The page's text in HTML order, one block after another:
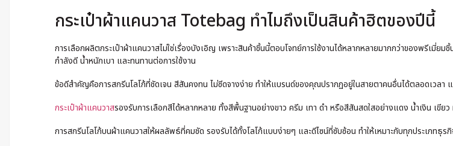
กระเป๋าผ้าแคนวาส Totebag ทำไมถึงเป็นสินค้าฮิตของปีนี้
การเลือกผลิตกระเป๋าผ้าแคนวาสไม่ใช่เรื่องบังเอิญ เพราะสินค้าชิ้นนี้ตอบโจทย์การใช้งานได้หลากหลายมากกว่าของพรีเมี่ยม
กำลังดี น้ำหนักเบา และทนทานต่อการใช้งาน
ข้อดีสำคัญคือการสกรีนโลโก้ที่ชัดเจน สีสันคงทน ไม่ซีดจางง่าย ทำให้แบรนด์ของคุณปรากฏอยู่ในสายตาคนอื่นได้ตลอดเวล
กระเป๋าผ้าแคนวาสรองรับการเลือกสีได้หลากหลาย ทั้งสีพื้นฐานอย่างขาว ครีม เทา ดำ หรือสีสันสดใสอย่างแดง น้ำเงิน เขีย
การสกรีนโลโก้บนผ้าแคนวาสให้ผลลัพธ์ที่คมชัด รองรับได้ทั้งโลโก้แบบง่ายๆ และดีไซน์ที่ซับซ้อน ทำให้เหมาะกับทุกประเภทธุร